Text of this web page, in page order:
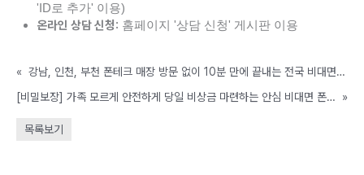
'ID로 추가' 이용)
온라인 상담 신청: 홈페이지 '상담 신청' 게시판 이용
«
강남, 인천, 부천 폰테크 매장 방문 없이 10분 만에 끝내는 전국 비대면 진행 팁
[비밀보장] 가족 모르게 안전하게 당일 비상금 마련하는 안심 비대면 폰테크
»
목록보기